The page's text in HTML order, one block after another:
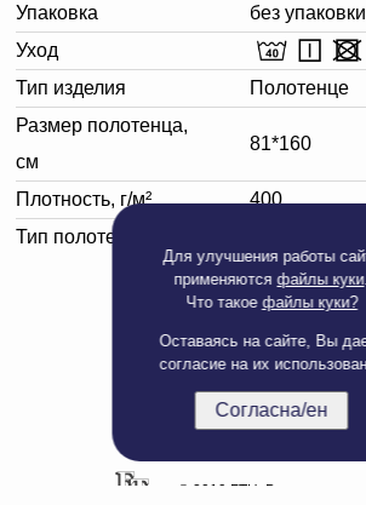
Для улучшения работы
применяютсяфайлы куки
Что такое файлы куки?
Оставаясь на сайте, Вы
согласие на их
Согласна/ен
Упаковка
без упаковки
Уход
Тип изделия
Полотенце
Размер полотенца,
см
81*160
Плотность, г/м²
400
Тип полотенца
Полная версия сайта
© 2019 БТЦ. Все права